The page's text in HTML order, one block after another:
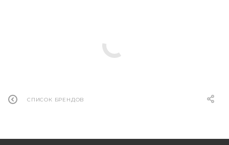
СПИСОК БРЕНДОВ